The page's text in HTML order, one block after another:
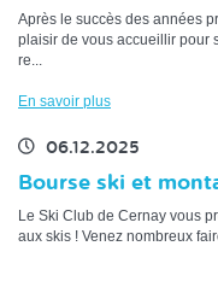
Après le succès des années
plaisir de vous accueillir pour
re...
En savoir plus
06.12.2025
Bourse ski et
Le Ski Club de Cernay vous
aux skis ! Venez nombreux